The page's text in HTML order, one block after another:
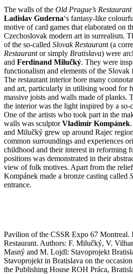
The walls of the Old Prague’s Restaurant
Ladislav Guderna‘s fantasy-like
motive of card games that elaborated on
Czechoslovak modern art in surrealism.
of the so-called Slovak Restaurant (a
Restaurantor simply Bratislava) were
and Ferdinand Milučký. They were
functionalism and elements of the Slovak
The restaurant interior bore many
and art, particularly in utilising wood for
massive joists and walls made of planks.
the interior was the light inspired by a
One of the artists who took part in the
walls was sculptorVladimír Kompánek
and Milučký grew up around Rajec
common surroundings and experiences
childhood and their interest in reforming
positions was demonstrated in their
view of folk motives. Apart from the relief
Kompánek made a bronze casting called
entrance.
Pavilion of the CSSR Expo 67 Montreal.
Restaurant. Authors: F. Milučký, V.
Masný and M. Lojdl: Stavoprojekt
Stavoprojekt in Bratislava on the
the Publishing House ROH Práca,